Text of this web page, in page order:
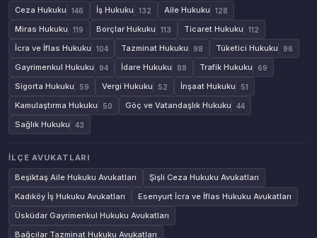
Ceza Hukuku
146 İş Hukuku 132 Aile Hukuku 128
Miras Hukuku 119 Borçlar Hukuku 113 Ticaret Hukuku 112
İcra ve İflas Hukuku 104 Tazminat Hukuku 98 Tüketici Hukuku 96
Gayrimenkul Hukuku 94 İdare Hukuku 88 Trafik Hukuku 69
Sigorta Hukuku 59 Vergi Hukuku 52 İnşaat Hukuku 51
Kamulaştırma Hukuku 50 Göç ve Vatandaşlık Hukuku 44
Sağlık Hukuku 43
İLÇE AVUKATLARI
Beşiktaş Aile Hukuku Avukatları
Şişli Ceza Hukuku Avukatları
Kadıköy İş Hukuku Avukatları
Esenyurt İcra ve İflas Hukuku Avukatları
Üsküdar Gayrimenkul Hukuku Avukatları
Bağcılar Tazminat Hukuku Avukatları